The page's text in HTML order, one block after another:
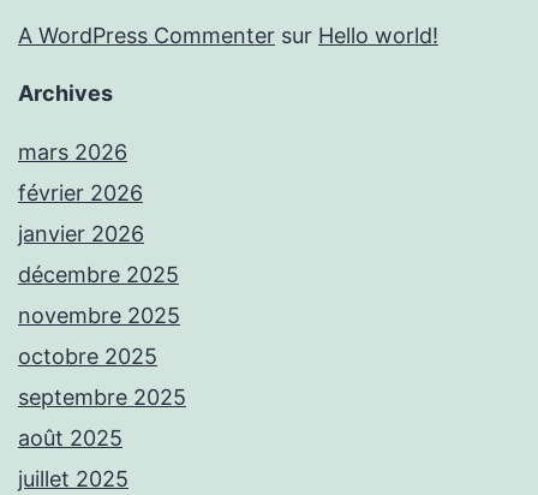
A WordPress Commenter sur Hello world!
Archives
mars 2026
février 2026
janvier 2026
décembre 2025
novembre 2025
octobre 2025
septembre 2025
août 2025
juillet 2025